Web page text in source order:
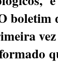
boletim